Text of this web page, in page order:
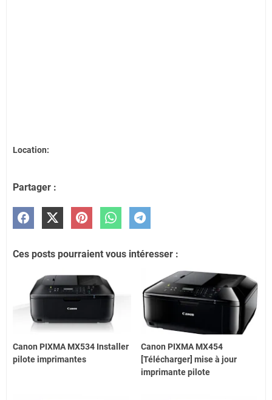
Location:
Partager :
Ces posts pourraient vous intéresser :
Canon PIXMA MX534 Installer
pilote imprimantes
Canon PIXMA MX454
[Télécharger] mise à jour
imprimante pilote